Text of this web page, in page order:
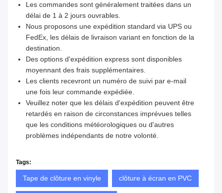
Les commandes sont généralement traitées dans un
délai de 1 à 2 jours ouvrables.
Nous proposons une expédition standard via UPS ou
FedEx, les délais de livraison variant en fonction de la
destination.
Des options d'expédition express sont disponibles
moyennant des frais supplémentaires.
Les clients recevront un numéro de suivi par e-mail
une fois leur commande expédiée.
Veuillez noter que les délais d'expédition peuvent être
retardés en raison de circonstances imprévues telles
que les conditions météorologiques ou d'autres
problèmes indépendants de notre volonté.
Tags:
Tape de clôture en vinyle clôture à écran en PVC